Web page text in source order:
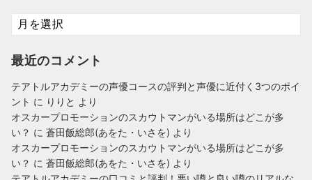
ア
ー
イ
最近のコメント
テアトルアカデミーの声優コースの評判と声優に近付く3つのポイ
ント に りりと より
オスカープロモーションのスカウトマンがいる場所はどこが多
い？ に 蒼田飯総郎(あをた・いさを) より
オスカープロモーションのスカウトマンがいる場所はどこが多
い？ に 蒼田飯総郎(あをた・いさを) より